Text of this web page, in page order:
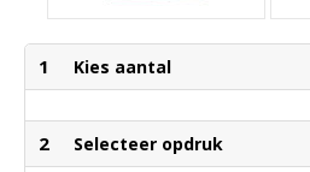
1 Kies aantal
2 Selecteer opdruk